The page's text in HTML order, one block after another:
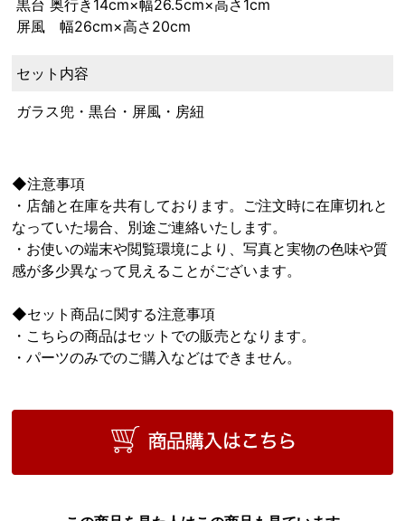
黒台 奥行き14cm×幅26.5cm×高さ1cm
屏風 幅26cm×高さ20cm
セット内容
ガラス兜・黒台・屏風・房紐
◆注意事項
・店舗と在庫を共有しております。ご注文時に在庫切れと
なっていた場合、別途ご連絡いたします。
・お使いの端末や閲覧環境により、写真と実物の色味や質
感が多少異なって見えることがございます。
◆セット商品に関する注意事項
・こちらの商品はセットでの販売となります。
・パーツのみでのご購入などはできません。